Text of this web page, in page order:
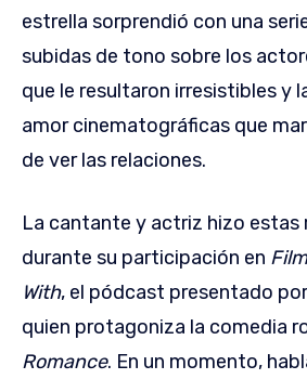
estrella sorprendió con una
subidas de tono sobre los
que le resultaron irresistibles y
amor cinematográficas que
de ver las relaciones.
La cantante y actriz hizo estas
durante su participación en
With, el pódcast presentado
quien protagoniza la comedia
Romance. En un momento,